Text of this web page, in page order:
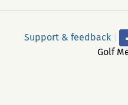
Support & feedback
Golf